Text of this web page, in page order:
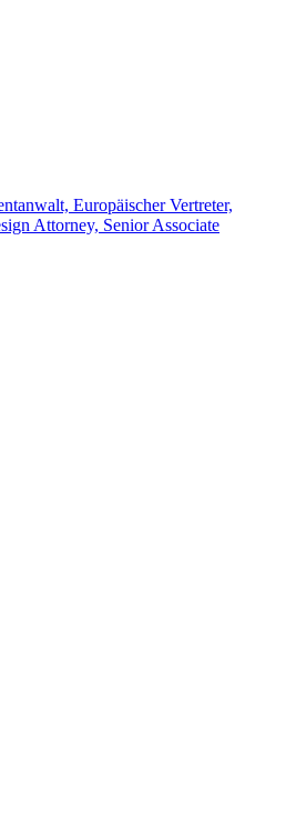
Europäischer Vertreter,
Attorney, Senior Associate